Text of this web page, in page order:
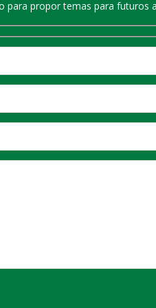
para propor temas para futuros